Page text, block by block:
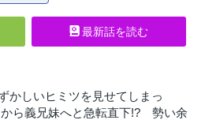
最新話を読む
かしいヒミツを見せてしまっ
ら義兄妹へと急転直下!? 勢い余